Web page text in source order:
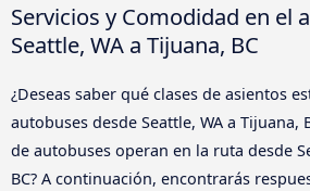
Servicios y Comodidad en el
Seattle, WA a Tijuana, BC
¿Deseas saber qué clases de asientos
autobuses desde Seattle, WA a Tijuana,
de autobuses operan en la ruta desde
BC? A continuación, encontrarás